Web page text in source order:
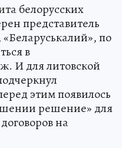
белорусских
представитель
по
в
И для литовской
этим появилось
решение» для
на